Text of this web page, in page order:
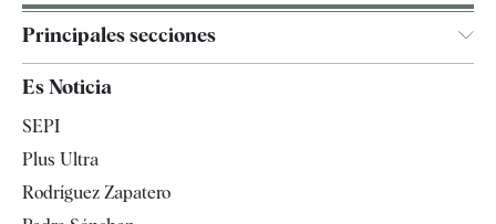
Principales secciones
Televisión
Es Noticia
SEPI
Plus Ultra
Rodríguez Zapatero